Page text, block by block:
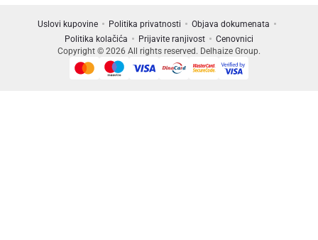
Uslovi kupovine Politika privatnosti
Objava dokumenata
Politika kolačića
Prijavite ranjivost
Cenovnici
Copyright © 2026 All rights reserved. Delhaize Group.